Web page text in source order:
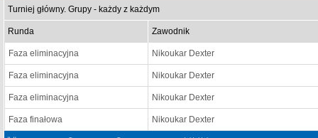
Turniej główny. Grupy - każdy z każdym
Runda Zawodnik
Faza eliminacyjna Nikoukar Dexter
Faza eliminacyjna Nikoukar Dexter
Faza eliminacyjna Nikoukar Dexter
Faza finałowa Nikoukar Dexter